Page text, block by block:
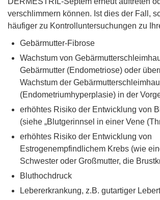
verschlimmern können. Ist dies der Fall,
häufiger zu Kontrolluntersuchungen zu
Gebärmutter-Fibrose
Wachstum von
Gebärmutter (Endometriose) oder
Wachstum der
(Endometriumhyperplasie) in der
erhöhtes Risiko der Entwicklung von
(siehe „Blutgerinnsel in einer Vene
erhöhtes Risiko der Entwicklung von
Estrogenempfindlichem Krebs (wie
Schwester oder Großmutter, die
Bluthochdruck
Lebererkrankung, z.B. gutartiger